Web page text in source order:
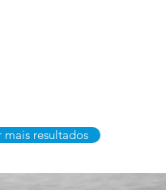
mais resultados